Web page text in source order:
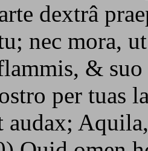
dextrâ
nec mora,
& suo
per tuas
audax;